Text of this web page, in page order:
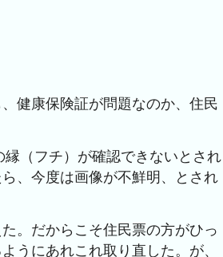
健康保険証が問題なのか、住民
（フチ）が確認できないとされ
、今度は画像が不鮮明、とされ
。だからこそ住民票の方がひっ
うにあれこれ取り直した。が、